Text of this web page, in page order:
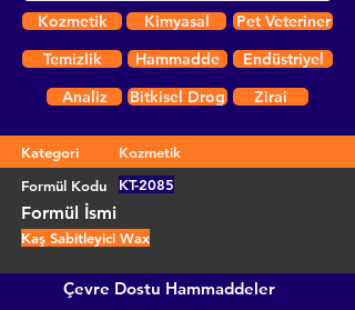
Kozmetik Kimyasal
Pet Veteriner
Temizlik
Hammadde
Endüstriyel
Analiz
Bitkisel Drog Zirai
Kategori
Kozmetik
Formül Kodu
KT-2085
Formül İsmi
Kaş Sabitleyici Wax
Çevre Dostu Hammaddeler